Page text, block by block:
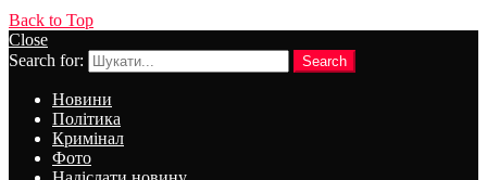
Back to Top
Close
Search for:
Search
Новини
Політика
Кримінал
Фото